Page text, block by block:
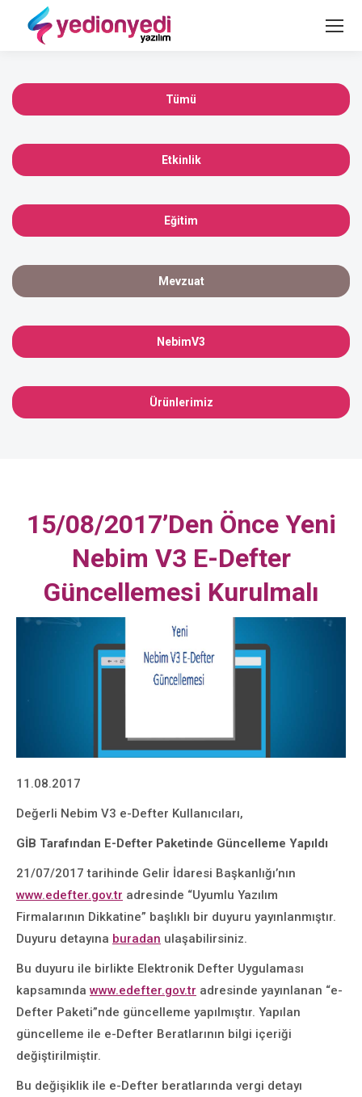
Tümü
Etkinlik
Eğitim
Mevzuat
NebimV3
Ürünlerimiz
15/08/2017’den Önce Yeni
Nebim V3 E-Defter
Güncellemesi Kurulmalı
11.08.2017
Değerli Nebim V3 e-Defter Kullanıcıları,
GİB Tarafından E-Defter Paketinde Güncelleme Yapıldı
21/07/2017 tarihinde Gelir İdaresi Başkanlığı’nın
www.edefter.gov.tr adresinde “Uyumlu Yazılım
Firmalarının Dikkatine” başlıklı bir duyuru yayınlanmıştır.
Duyuru detayına buradan ulaşabilirsiniz.
Bu duyuru ile birlikte Elektronik Defter Uygulaması
kapsamında www.edefter.gov.tr adresinde yayınlanan “e-
Defter Paketi”nde güncelleme yapılmıştır. Yapılan
güncelleme ile e-Defter Beratlarının bilgi içeriği
değiştirilmiştir.
Bu değişiklik ile e-Defter beratlarında vergi detayı